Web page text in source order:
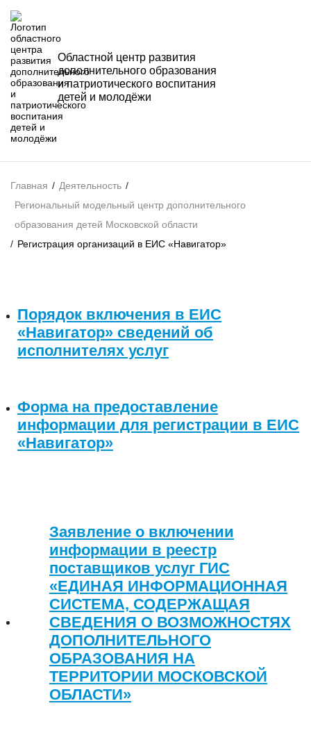
Областной центр развития
дополнительного образования
и патриотического воспитания
детей и молодёжи
Главная / Деятельность /
Региональный модельный центр дополнительного
образования детей Московской области
/ Регистрация организаций в ЕИС «Навигатор»
Порядок включения в ЕИС
«Навигатор» сведений об
исполнителях услуг
Форма на предоставление
информации для регистрации в ЕИС
«Навигатор»
Заявление о включении
информации в реестр
поставщиков услуг ГИС
«ЕДИНАЯ ИНФОРМАЦИОННАЯ
СИСТЕМА, СОДЕРЖАЩАЯ
СВЕДЕНИЯ О ВОЗМОЖНОСТЯХ
ДОПОЛНИТЕЛЬНОГО
ОБРАЗОВАНИЯ НА
ТЕРРИТОРИИ МОСКОВСКОЙ
ОБЛАСТИ»